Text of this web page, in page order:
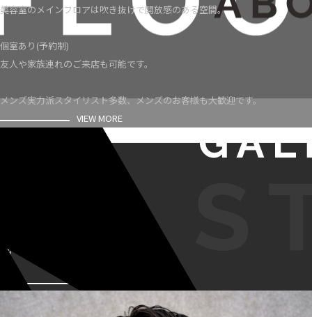
美容室のメインフロアは吹き抜けで開放感のある空間。
個室あり(予約制)
友人や家族連れのご来店も可能です。
メンズ実力派スタイリスト多数、メンズのお客様も大歓迎です。
VIEW MORE